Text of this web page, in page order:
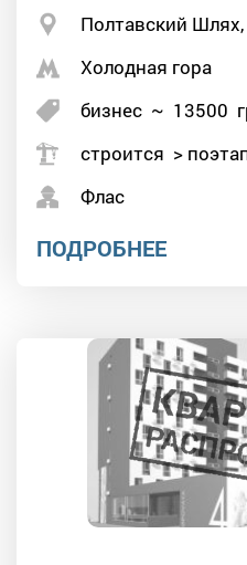
Полтавский
Холодная гора
бизнес ~ 13500
строится >
Флас
ПОДРОБНЕЕ